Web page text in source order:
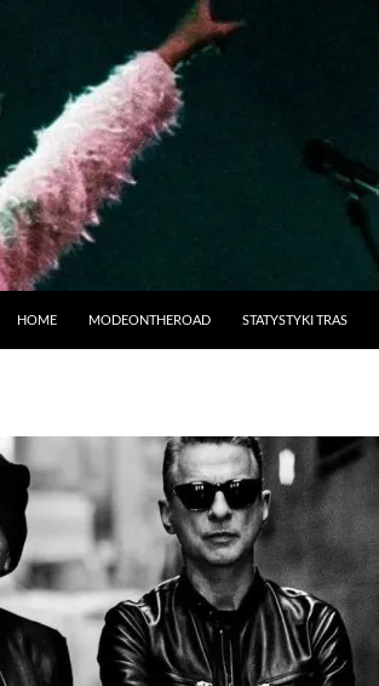
HOME MODEONTHEROAD STATYSTYKI TRAS